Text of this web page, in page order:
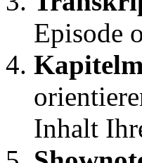
Episode
Inhalt